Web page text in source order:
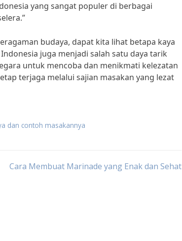
yang sangat populer di berbagai
budaya, dapat kita lihat betapa kaya
juga menjadi salah satu daya tarik
untuk mencoba dan menikmati kelezatan
terjaga melalui sajian masakan yang lezat
dan contoh masakannya
Cara Membuat Marinade yang Enak dan Sehat